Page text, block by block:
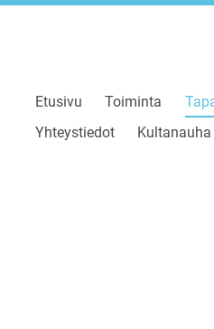
Etusivu Toiminta
Yhteystiedot
Kultanauha